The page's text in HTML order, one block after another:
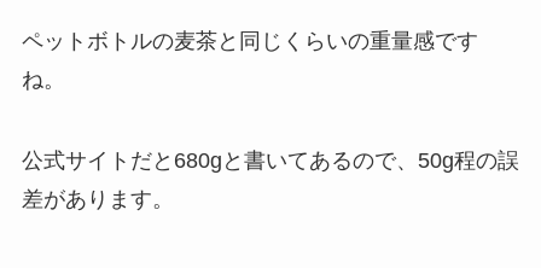
ペットボトルの麦茶と同じくらいの重量感です
ね。
公式サイトだと680gと書いてあるので、50g程の誤
差があります。